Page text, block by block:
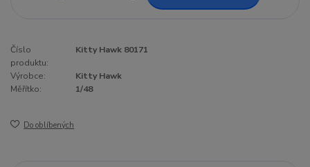
Číslo
produktu:
Kitty Hawk 80171
Výrobce:
Kitty Hawk
Měřítko:
1/48
Do oblíbených